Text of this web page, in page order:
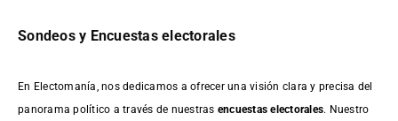
Sondeos y Encuestas electorales
En Electomanía, nos dedicamos a ofrecer una visión clara y precisa del
panorama político a través de nuestras encuestas electorales. Nuestro